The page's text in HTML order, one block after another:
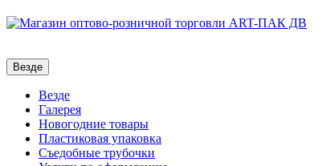
Везде
Везде
Галерея
Новогодние товары
Пластиковая упаковка
Съедобные трубочки